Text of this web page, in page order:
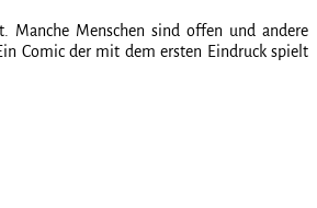
Manche Menschen sind offen und andere
Comic der mit dem ersten Eindruck spielt